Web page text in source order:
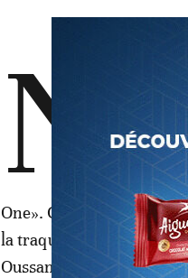
N
icolas
«Caftan
vôtre»!
One». Ce long-métrage
la traque d'un des
Oussama Ben Laden,